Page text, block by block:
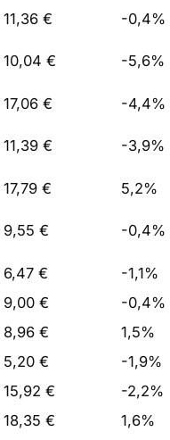
11,36 € -0,4%
10,04 € -5,6%
17,06 € -4,4%
11,39 € -3,9%
17,79 € 5,2%
9,55 € -0,4%
6,47 €
-1,1%
9,00 €
-0,4%
8,96 €
1,5%
5,20 €
-1,9%
15,92 €
-2,2%
18,35 €
1,6%